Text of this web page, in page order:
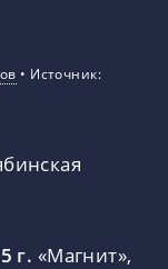
• Источник:
г. «Магнит»,